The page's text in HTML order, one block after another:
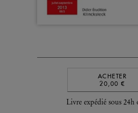
ACHETER
20,00 €
Livre expédié sous 24h